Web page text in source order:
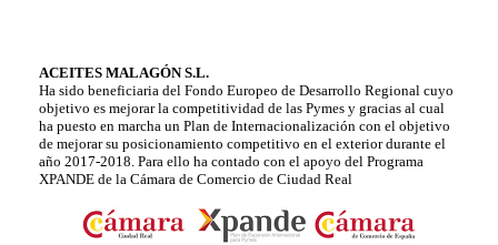
ACEITES MALAGÓN S.L.
Ha sido beneficiaria del Fondo Europeo de Desarrollo Regional cuyo
objetivo es mejorar la competitividad de las Pymes y gracias al cual
ha puesto en marcha un Plan de Internacionalización con el objetivo
de mejorar su posicionamiento competitivo en el exterior durante el
año 2017-2018. Para ello ha contado con el apoyo del Programa
XPANDE de la Cámara de Comercio de Ciudad Real